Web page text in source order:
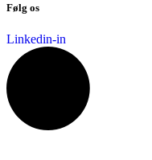
Følg os
Linkedin-in